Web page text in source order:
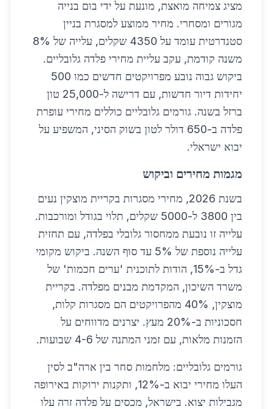
מציג צמיחה מואצת, מונעת על ידי בום בנייה
מגורים ומסחרי. מחיר ממוצע למסגרת בניין
סטנדרטית עומד על 4350 שקלים, עלייה של 8%
משנה קודמת, עקב עליית מחירי פלדה גלובליים.
ביקוש גבוה נובע מפרויקטים חדשים כמו 500
יחידות דיור חדשות, עם דרישה ל-25,000 טון
ברזל בשנה. גורמים גלובליים כוללים מחירי עופרת
פלדה ב-650 דולר לטון בשוק הסיני, המשפיע על
יבוא ישראלי.
מגמות מחירים וביקוש
בשנת 2026, מחירי מסגרות בקריית מוצקין נעים
בין 3800 ל-5000 שקלים, תלוי בגודל ומורכבות.
עלייה זו נובעת ממחסור גלובלי בפלדה, עם תחזית
עלייה נוספת של 5% עד סוף השנה. ביקוש מקומי
גדל ב-15%, הודות לתוכנית 'ערים חכמות' של
משרד השיכון, המקדמת מבנים מפלדה. בקריית
מוצקין, 40% מהפרויקטים הם מסגרות קלות,
חסכוניות ב-20% מעץ. יצרנים מדווחים על
הזמנות מלאות, עם זמני המתנה של 4-6 שבועות.
גורמים גלובליים: מלחמות סחר בין ארה"ב לסין
העלו מחירי יבוא ב-12%, ותקנות ירוקות באירופה
מגבילות יצוא. בישראל, מכסים על פלדה זרה עלו